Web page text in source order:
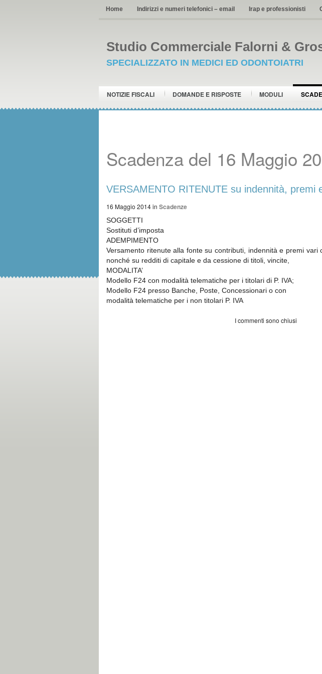
Home Indirizzi e numeri telefonici – email Irap e professionisti
Studio Commerciale Falorni &
SPECIALIZZATO IN MEDICI ED ODONTOIATRI
NOTIZIE FISCALI DOMANDE E RISPOSTE MODULI
Scadenza del 16 Maggio
VERSAMENTO RITENUTE su indennità, premi
16 Maggio 2014in Scadenze
SOGGETTI
Sostituti d’imposta
ADEMPIMENTO
Versamento ritenute alla fonte su contributi, indennità e premi vari
nonché su redditi di capitale e da cessione di titoli, vincite,
MODALITA’
Modello F24 con modalità telematiche per i titolari di P. IVA;
Modello F24 presso Banche, Poste, Concessionari o con
modalità telematiche per i non titolari P. IVA
I commenti sono chiusi